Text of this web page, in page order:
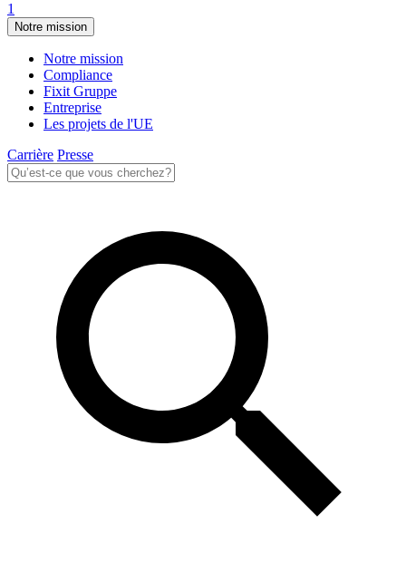
1
Notre mission
Notre mission
Compliance
Fixit Gruppe
Entreprise
Les projets de l'UE
Carrière Presse